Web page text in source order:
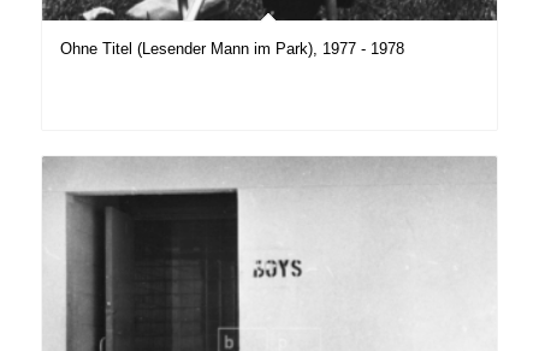
Ohne Titel (Lesender Mann im Park), 1977 - 1978